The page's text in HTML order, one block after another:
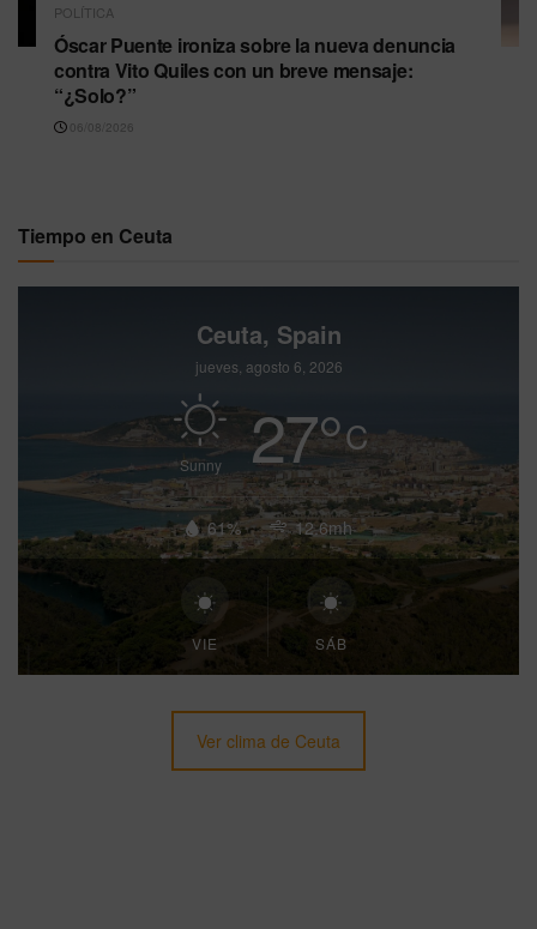
POLÍTICA
Óscar Puente ironiza sobre la nueva denuncia
contra Vito Quiles con un breve mensaje:
“¿Solo?”
06/08/2026
Tiempo en Ceuta
Ceuta, Spain
jueves, agosto 6, 2026
Sunny 27°C
61% 12.6mh
VIE SÁB
Ver clima de Ceuta